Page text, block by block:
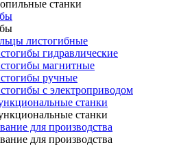
станки
листогибные
гидравлические
магнитные
ручные
с электроприводом
станки
станки
для производства
для производства